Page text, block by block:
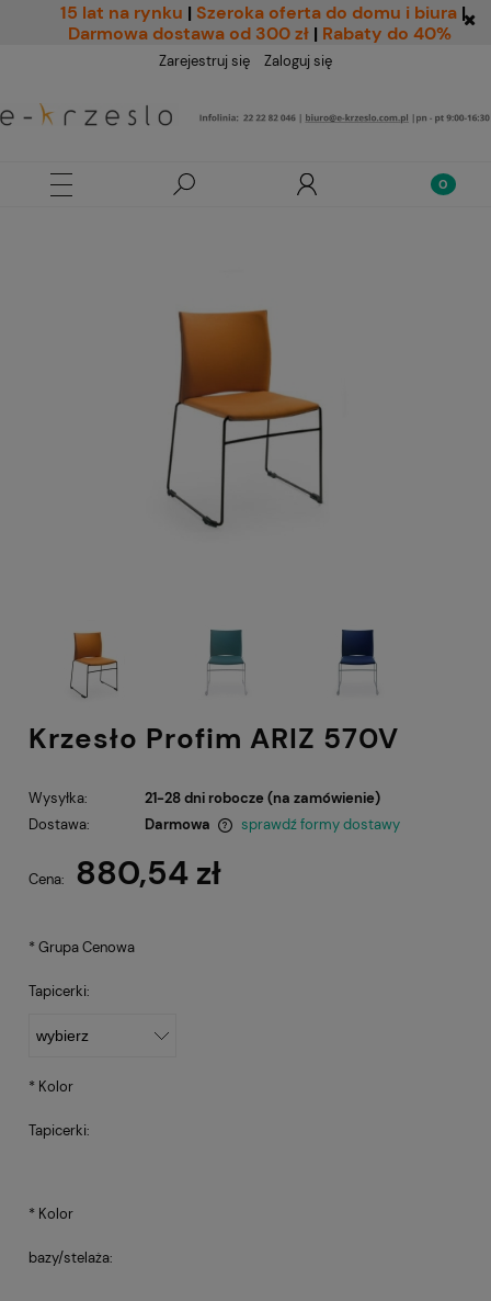
15 lat na rynku | Szeroka oferta do domu i biura |
Darmowa dostawa od 300 zł | Rabaty do 40%
Zarejestruj się Zaloguj się
Krzesło Profim ARIZ 570V
Wysyłka:
21-28 dni robocze (na zamówienie)
Dostawa:
Darmowa
sprawdź formy dostawy
Cena: 880,54 zł
*Grupa Cenowa
Tapicerki:
* Kolor
Tapicerki:
* Kolor
bazy/stelaża: